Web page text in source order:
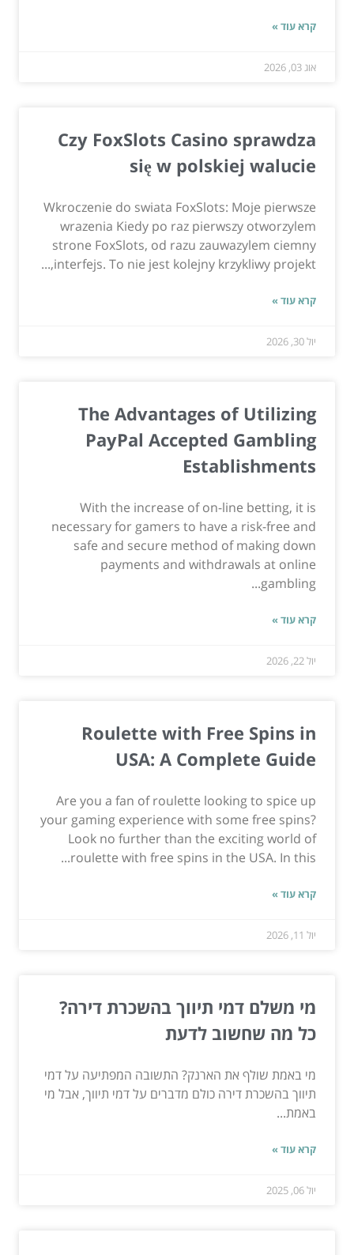
קרא עוד »
אוג 03, 2026
Czy FoxSlots Casino sprawdza
się w polskiej walucie
Wkroczenie do swiata FoxSlots: Moje pierwsze
wrazenia Kiedy po raz pierwszy otworzylem
strone FoxSlots, od razu zauwazylem ciemny
interfejs. To nie jest kolejny krzykliwy projekt,...
קרא עוד »
יול 30, 2026
The Advantages of Utilizing
PayPal Accepted Gambling
Establishments
With the increase of on-line betting, it is
necessary for gamers to have a risk-free and
safe and secure method of making down
payments and withdrawals at online
gambling...
קרא עוד »
יול 22, 2026
Roulette with Free Spins in
USA: A Complete Guide
Are you a fan of roulette looking to spice up
your gaming experience with some free spins?
Look no further than the exciting world of
roulette with free spins in the USA. In this...
קרא עוד »
יול 11, 2026
מי משלם דמי תיווך בהשכרת דירה?
כל מה שחשוב לדעת
מי באמת שולף את הארנק? התשובה המפתיעה על דמי
תיווך בהשכרת דירה כולם מדברים על דמי תיווך, אבל מי
באמת...
קרא עוד »
יול 06, 2025